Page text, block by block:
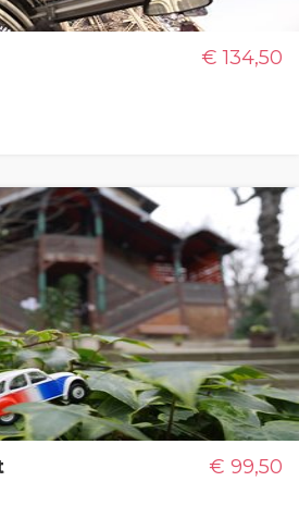
€ 134,50
€ 99,50